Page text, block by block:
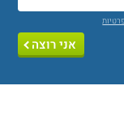
אני רוצה